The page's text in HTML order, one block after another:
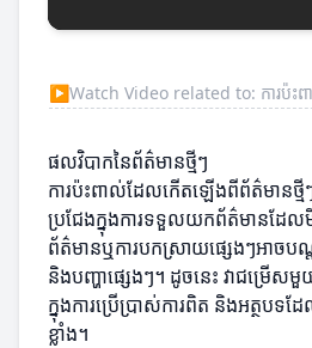
▶Watch Video related to: ការប៉ះព
ផលវិបាកនៃព័ត៌មានថ្មីៗ
ការប៉ះពាល់ដែលកើតឡើងពីព័ត៌មានថ្មី
ប្រជែងក្នុងការទទួលយកព័ត៌មានដែល
ព័ត៌មានឬការបកស្រាយផ្សេងៗអាច
និងបញ្ហាផ្សេងៗ។ ដូចនេះ វាជម្រើ
ក្នុងការប្រើប្រាស់ការពិត និងអត្ថបទដ
ខ្លាំង។